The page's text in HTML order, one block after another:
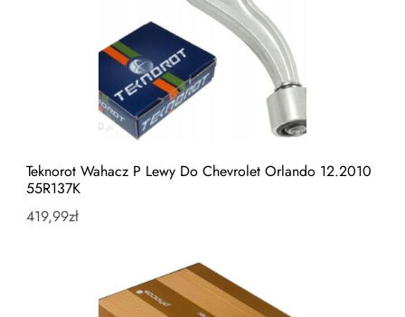
Teknorot Wahacz P Lewy Do Chevrolet Orlando 12.2010
55R137K
419,99zł